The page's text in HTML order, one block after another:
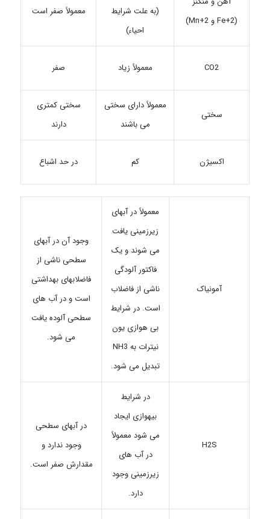
(Fe+2 و Mn+2)
(به علت شرایط
احیاء)
معمولاً صفر است
CO2 معمولاً زیاد صفر
سختی
معمولاً دارای سختی
می باشند
سختی کمتری
دارند
اکسیژن کم در حد اشباع
آمونیاک
معمولاً در آبهای
زیرزمینی یافت
می شوند و یک
فاکتور آلودگی
ناشی از فاضلاب
است. در شرایط
بی هوازی یون
نیترات به NH3
تبدیل می شود.
وجود آن در آبهای
سطحی ناشی از
فاضلابهای بهداشتی
است و در آب های
سطحی آلوده یافت
می شود.
H2S
در شرایط
بیهوازی ایجاد
می شود معمولاً
در آب های
زیرزمینی وجود
دارد.
در آبهای سطحی
وجود ندارد و
مقدارش صفر است.